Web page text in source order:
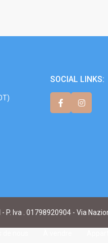
SOCIAL LINKS:
Iva . 01798920904 - Via